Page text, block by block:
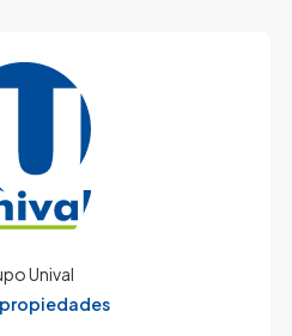
Unival
propiedades